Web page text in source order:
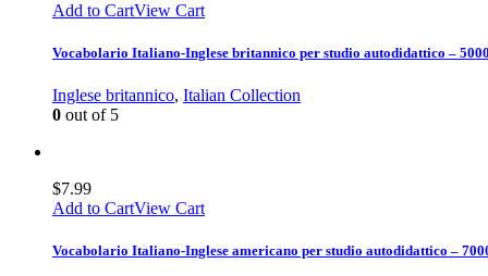
Add to CartView Cart
Vocabolario Italiano-Inglese britannico per studio autodidattico –
Inglese britannico, Italian Collection
0 out of 5
$7.99
Add to CartView Cart
Vocabolario Italiano-Inglese americano per studio autodidattico –